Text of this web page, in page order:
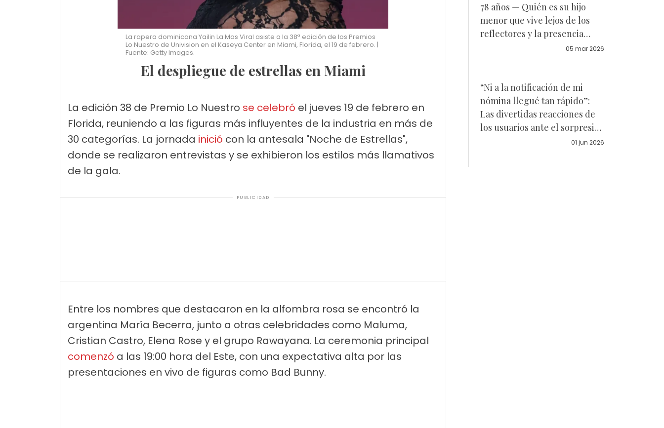
La rapera dominicana Yailin La Mas Viral asiste a la 38ª edición de los Premios
Lo Nuestro de Univision en el Kaseya Center en Miami, Florida, el 19 de febrero. |
Fuente: Getty Images.
El despliegue de estrellas en Miami
La edición 38 de Premio Lo Nuestro se celebró el jueves 19 de febrero en
Florida, reuniendo a las figuras más influyentes de la industria en más de
30 categorías. La jornada inició con la antesala "Noche de Estrellas",
donde se realizaron entrevistas y se exhibieron los estilos más llamativos
de la gala.
PUBLICIDAD
Entre los nombres que destacaron en la alfombra rosa se encontró la
argentina María Becerra, junto a otras celebridades como Maluma,
Cristian Castro, Elena Rose y el grupo Rawayana. La ceremonia principal
comenzó a las 19:00 hora del Este, con una expectativa alta por las
presentaciones en vivo de figuras como Bad Bunny.
78 años — Quién es su hijo
menor que vive lejos de los
reflectores y la presencia
cercana de la reina Letizia
05 mar 2026
“Ni a la notificación de mi
nómina llegué tan rápido”:
Las divertidas reacciones de
los usuarios ante el sorpresivo
reality conducido por Galilea
01 jun 2026